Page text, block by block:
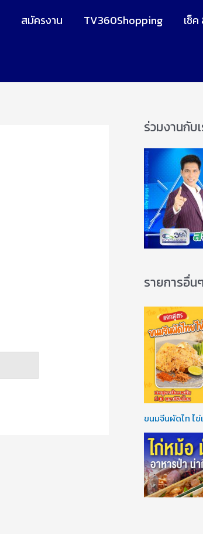
สมัครงาน TV360Shopping เช็
ร่วมงานกับ
รายการอื่นๆ
ขนมจีนผัดไท ไข่